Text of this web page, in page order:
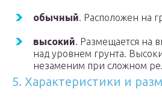
обычный. Расположен на
высокий. Размещается на
над уровнем грунта.
незаменим при сложном
5. Характеристики и